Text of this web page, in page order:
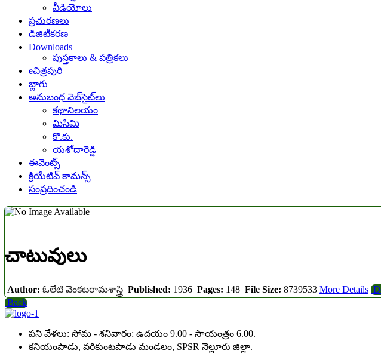
వీడియోలు
ప్రచురణలు
డిజిటీకరణ
Downloads
పుస్తకాలు & పత్రికలు
eచిత్రపురి
బ్లాగు
అనుబంధ వెబ్‌సైట్‌లు
కథానిలయం
మిసిమి
కొ.కు.
యశోదారెడ్డి
ఈవెంట్స్
క్రియేటివ్ కామన్స్
సంప్రదించండి
చాటువులు
Author: ఓలేటి వెంకటరామశాస్త్రి Published: 1936 Pages: 148 File Size: 8739533 More Details
Back
పని వేళలు: సోమ - శనివారం: ఉదయం 9.00 - సాయంత్రం 6.00.
కనియంపాడు, వరికుంటపాడు మండలం, SPSR నెల్లూరు జిల్లా.